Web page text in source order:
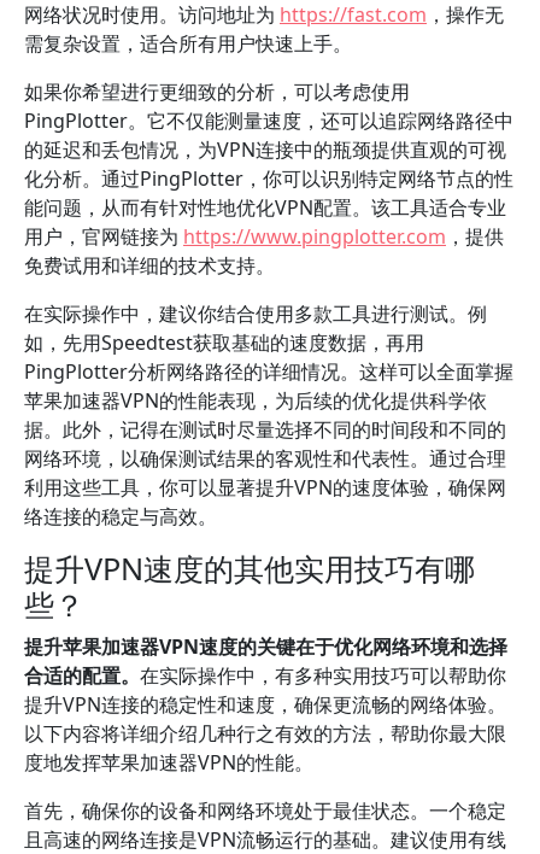
网络状况时使用。访问地址为 https://fast.com ，操作无
需复杂设置，适合所有用户快速上手。
如果你希望进行更细致的分析，可以考虑使用
PingPlotter。它不仅能测量速度，还可以追踪网络路径中
的延迟和丢包情况，为VPN连接中的瓶颈提供直观的可视
化分析。通过PingPlotter，你可以识别特定网络节点的性
能问题，从而有针对性地优化VPN配置。该工具适合专业
用户，官网链接为 https://www.pingplotter.com ，提供
免费试用和详细的技术支持。
在实际操作中，建议你结合使用多款工具进行测试。例
如，先用Speedtest获取基础的速度数据，再用
PingPlotter分析网络路径的详细情况。这样可以全面掌握
苹果加速器VPN的性能表现，为后续的优化提供科学依
据。此外，记得在测试时尽量选择不同的时间段和不同的
网络环境，以确保测试结果的客观性和代表性。通过合理
利用这些工具，你可以显著提升VPN的速度体验，确保网
络连接的稳定与高效。
提升VPN速度的其他实用技巧有哪
些？
提升苹果加速器VPN速度的关键在于优化网络环境和选择
合适的配置。 在实际操作中，有多种实用技巧可以帮助你
提升VPN连接的稳定性和速度，确保更流畅的网络体验。
以下内容将详细介绍几种行之有效的方法，帮助你最大限
度地发挥苹果加速器VPN的性能。
首先，确保你的设备和网络环境处于最佳状态。一个稳定
且高速的网络连接是VPN流畅运行的基础。建议使用有线